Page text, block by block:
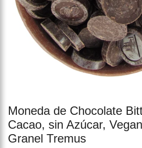
Moneda de Chocolate
Cacao, sin Azúcar,
Granel Tremus